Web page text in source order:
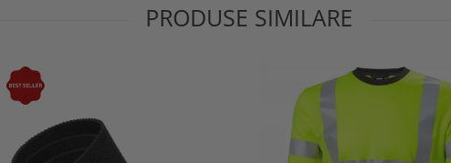
PRODUSE SIMILARE